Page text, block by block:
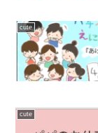
cute
cute